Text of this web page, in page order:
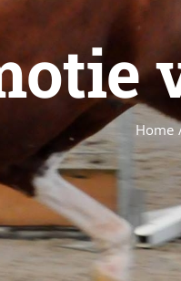
Home